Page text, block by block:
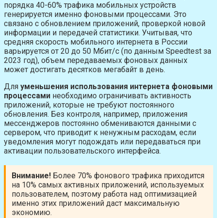
порядка 40-60% трафика мобильных устройств
генерируется именно фоновыми процессами. Это
связано с обновлением приложений, проверкой новой
информации и передачей статистики. Учитывая, что
средняя скорость мобильного интернета в России
варьируется от 20 до 50 Мбит/с (по данным Speedtest за
2023 год), объем передаваемых фоновых данных
может достигать десятков мегабайт в день.
Для уменьшения использования интернета фоновыми
процессами необходимо ограничивать активность
приложений, которые не требуют постоянного
обновления. Без контроля, например, приложения
мессенджеров постоянно обмениваются данными с
сервером, что приводит к ненужным расходам, если
уведомления могут подождать или передаваться при
активации пользовательского интерфейса.
Внимание! Более 70% фонового трафика приходится
на 10% самых активных приложений, используемых
пользователем, поэтому работа над оптимизацией
именно этих приложений даст максимальную
экономию.